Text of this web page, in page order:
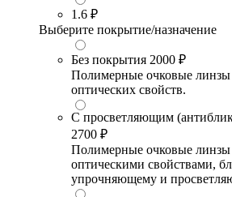
1.6 ₽
Выберите покрытие/назначение
Без покрытия 2000 ₽
Полимерные очковые
оптических свойств.
С просветляющим
2700 ₽
Полимерные очковые
оптическими свойствами,
упрочняющему и